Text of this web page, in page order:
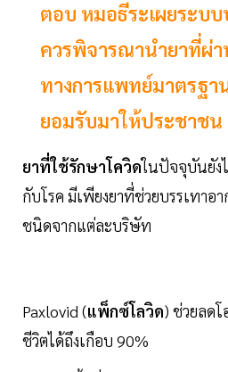
ตอบ หมอธีระเผยระบ
ควรพิจารณานำยาที่ผ่
ทางการแพทย์มาตรฐา
ยอมรับมาให้ประชาชน
ยาที่ใช้รักษาโควิดในปัจจุบันยัง
กับโรค มีเพียงยาที่ช่วยบรรเทาอ
ชนิดจากแต่ละบริษัท
Paxlovid (แพ็กซ์โลวิด) ช่วยลด
ชีวิตได้ถึงเกือบ 90%